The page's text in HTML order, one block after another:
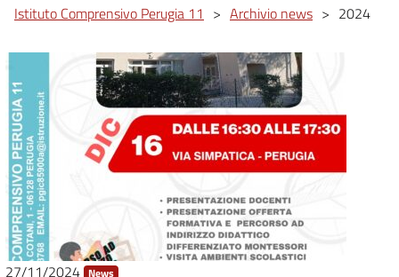
Istituto Comprensivo Perugia 11 > Archivio news > 2024
27/11/2024 News